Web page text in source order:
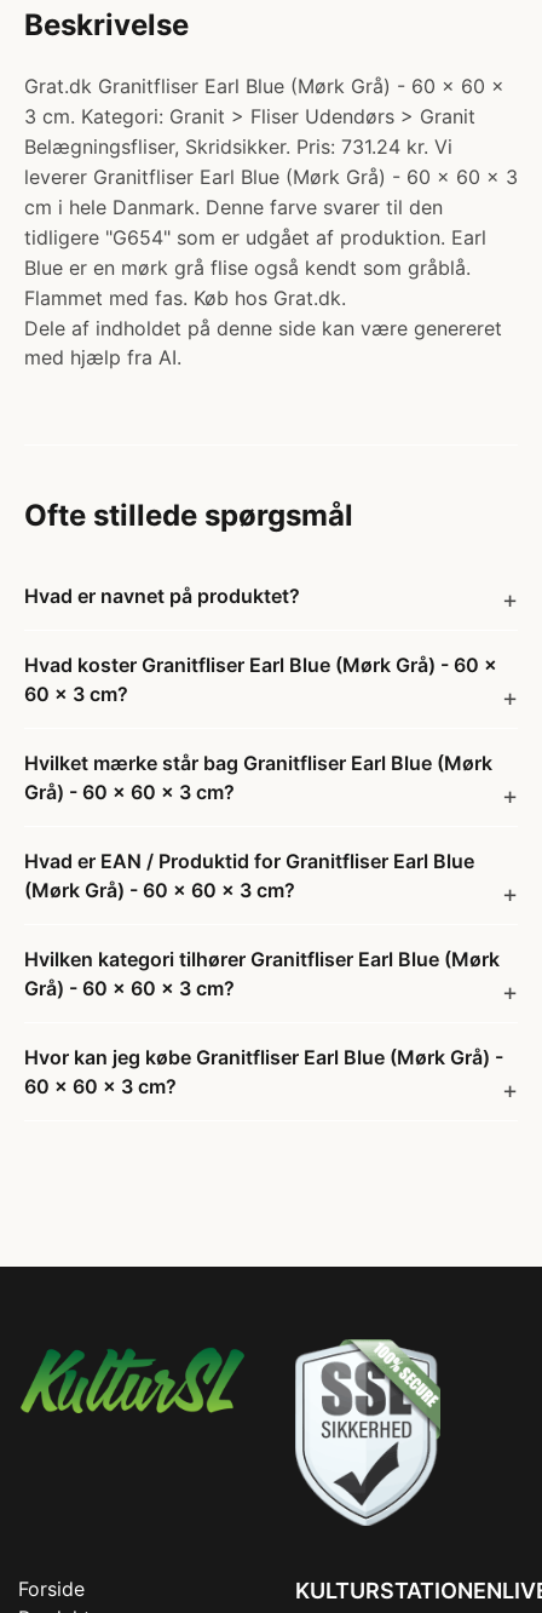
Beskrivelse
Grat.dk Granitfliser Earl Blue (Mørk Grå) - 60 x 60 x
3 cm. Kategori: Granit > Fliser Udendørs > Granit
Belægningsfliser, Skridsikker. Pris: 731.24 kr. Vi
leverer Granitfliser Earl Blue (Mørk Grå) - 60 x 60 x 3
cm i hele Danmark. Denne farve svarer til den
tidligere "G654" som er udgået af produktion. Earl
Blue er en mørk grå flise også kendt som gråblå.
Flammet med fas. Køb hos Grat.dk.
Dele af indholdet på denne side kan være genereret
med hjælp fra AI.
Ofte stillede spørgsmål
Hvad er navnet på produktet?
Hvad koster Granitfliser Earl Blue (Mørk Grå) - 60 x
60 x 3 cm?
Hvilket mærke står bag Granitfliser Earl Blue (Mørk
Grå) - 60 x 60 x 3 cm?
Hvad er EAN / Produktid for Granitfliser Earl Blue
(Mørk Grå) - 60 x 60 x 3 cm?
Hvilken kategori tilhører Granitfliser Earl Blue (Mørk
Grå) - 60 x 60 x 3 cm?
Hvor kan jeg købe Granitfliser Earl Blue (Mørk Grå) -
60 x 60 x 3 cm?
Forside